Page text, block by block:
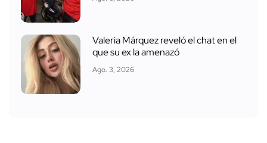
Valeria Márquez reveló el chat en el
que su ex la amenazó
Ago. 3, 2026